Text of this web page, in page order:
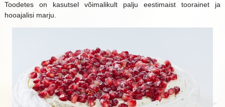
Toodetes on kasutsel võimalikult palju eestimaist toorainet ja
hooajalisi marju.